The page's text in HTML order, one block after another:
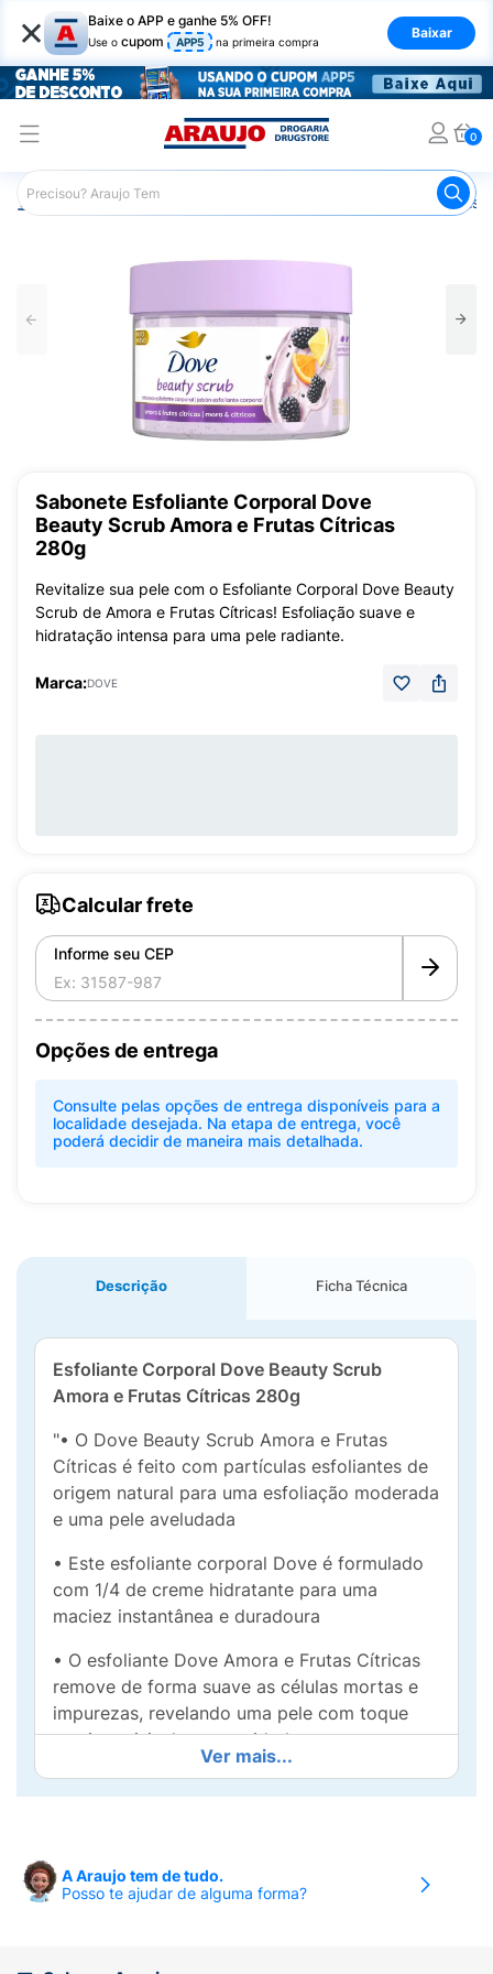
× Baixe o APP e ganhe 5% OFF!
Use o cupom APP5 na primeira compra
Baixar
0
Araujo Beleza e Cuidados
Sabonete Esfoliante Corporal Dove
Beauty Scrub Amora e Frutas Cítricas
280g
Revitalize sua pele com o Esfoliante Corporal Dove Beauty
Scrub de Amora e Frutas Cítricas! Esfoliação suave e
hidratação intensa para uma pele radiante.
Marca:DOVE
Calcular frete
Informe seu CEP
Opções de entrega
Consulte pelas opções de entrega disponíveis para a
localidade desejada. Na etapa de entrega, você
poderá decidir de maneira mais detalhada.
Descrição Ficha Técnica
Esfoliante Corporal Dove Beauty Scrub
Amora e Frutas Cítricas 280g
"• O Dove Beauty Scrub Amora e Frutas
Cítricas é feito com partículas esfoliantes de
origem natural para uma esfoliação moderada
e uma pele aveludada
• Este esfoliante corporal Dove é formulado
com 1/4 de creme hidratante para uma
maciez instantânea e duradoura
• O esfoliante Dove Amora e Frutas Cítricas
remove de forma suave as células mortas e
impurezas, revelando uma pele com toque
macio e visivelmente cuidada
• Este sabonete esfoliante ajuda a dar um
• Com pH neutro e 0% sulfato*, o sabonete
esfoliante corporal Dove esfolia, hidrata e
Ver mais...
A Araujo tem de tudo.
Posso te ajudar de alguma forma?